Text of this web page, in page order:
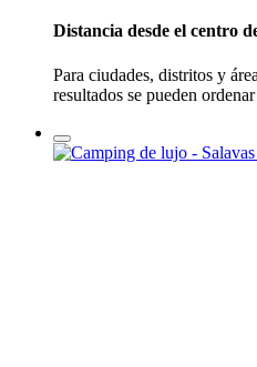
Distancia desde el centro
Para ciudades, distritos y
resultados se pueden